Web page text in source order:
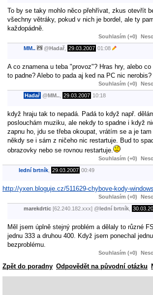
To by se taky mohlo něco přehřívat, zkus otevřít
všechny větráky, pokud v nich je bordel, ale ty
každopádně.
Souhlasím (+0)
MM.. @Hadař 29.03.2007 01:08
A co znamena u teba "provoz"? Hras hry, alebo
to padne? Alebo to pada aj ked na PC nic nerobis?
Souhlasím (+0)
Hadař @MM.. 29.03.2007 10:18
když hraju tak to nepadá. Padá to když např.
poslouchám muziku, ale nekdy to spadne i když
zapnu ho, jdu se třeba okoupat, vrátím se a je
někdy se i sám z ničeho nic restartuje. Bud to
obrazovky nebo se rovnou restartuje.
Souhlasím (+0)
lední brtník 29.03.2007 00:49
http://yxen.bloguje.cz/511629-chybove-kody-
Souhlasím (+0)
marekdrtic [62.240.182.xxx] @lední brtník
Měl jsem úplně stejný problém a dělaly to různé
jednu 333 a druhou 400. Když jsem ponechal
bezproblému.
Souhlasím (+0)
Zpět do poradny Odpovědět na původní otázku